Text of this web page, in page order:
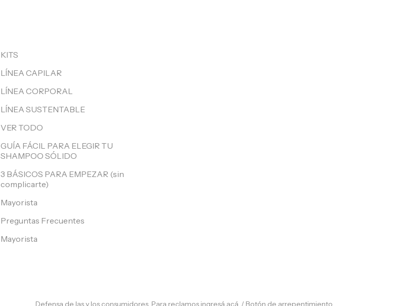
KITS
LÍNEA CAPILAR
LÍNEA CORPORAL
LÍNEA SUSTENTABLE
VER TODO
GUÍA FÁCIL PARA ELEGIR TU
SHAMPOO SÓLIDO
3 BÁSICOS PARA EMPEZAR (sin
complicarte)
Mayorista
Preguntas Frecuentes
Mayorista
Defensa de las y los consumidores. Para reclamos ingresá acá. / Botón de arrepentimiento